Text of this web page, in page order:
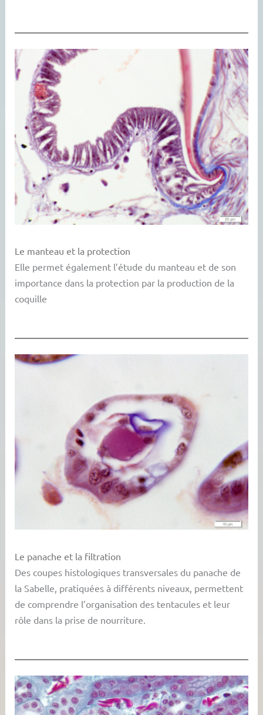
Le manteau et la protection
Elle permet également l’étude du manteau et de son
importance dans la protection par la production de la
coquille
Le panache et la filtration
Des coupes histologiques transversales du panache de
la Sabelle, pratiquées à différents niveaux, permettent
de comprendre l’organisation des tentacules et leur
rôle dans la prise de nourriture.